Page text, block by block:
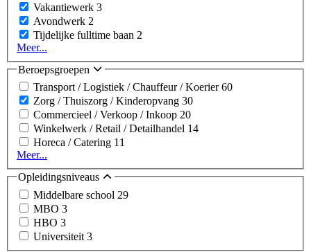
Vakantiewerk 3
Avondwerk 2
Tijdelijke fulltime baan 2
Meer...
Beroepsgroepen
Transport / Logistiek / Chauffeur / Koerier60
Zorg / Thuiszorg / Kinderopvang 30
Commercieel / Verkoop / Inkoop 20
Winkelwerk / Retail / Detailhandel 14
Horeca / Catering 11
Meer...
Opleidingsniveaus
Middelbare school 29
MBO 3
HBO 3
Universiteit 3